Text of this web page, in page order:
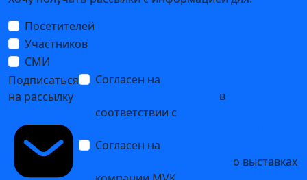
Посетителей
Участников
СМИ
Подписаться
на рассылку
Согласен на
в
соответствии с
Согласен на
о выставках